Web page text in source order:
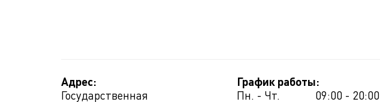
Адрес:
Государственная
График работы:
Пн. - Чт.
09:00 - 20:00